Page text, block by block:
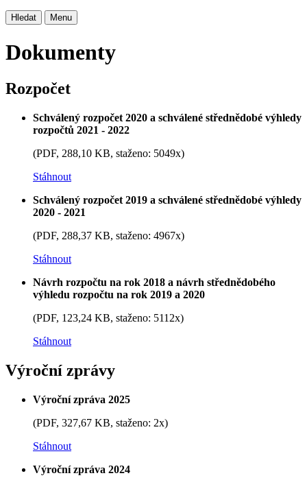
Hledat Menu
Dokumenty
Rozpočet
Schválený rozpočet 2020 a schválené střednědobé výhledy
rozpočtů 2021 - 2022
(PDF, 288,10 KB, staženo: 5049x)
Stáhnout
Schválený rozpočet 2019 a schválené střednědobé výhledy
2020 - 2021
(PDF, 288,37 KB, staženo: 4967x)
Stáhnout
Návrh rozpočtu na rok 2018 a návrh střednědobého
výhledu rozpočtu na rok 2019 a 2020
(PDF, 123,24 KB, staženo: 5112x)
Stáhnout
Výroční zprávy
Výroční zpráva 2025
(PDF, 327,67 KB, staženo: 2x)
Stáhnout
Výroční zpráva 2024